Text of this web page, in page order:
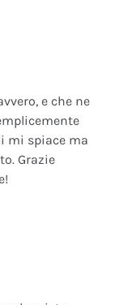
e che ne
mi spiace ma
Grazie